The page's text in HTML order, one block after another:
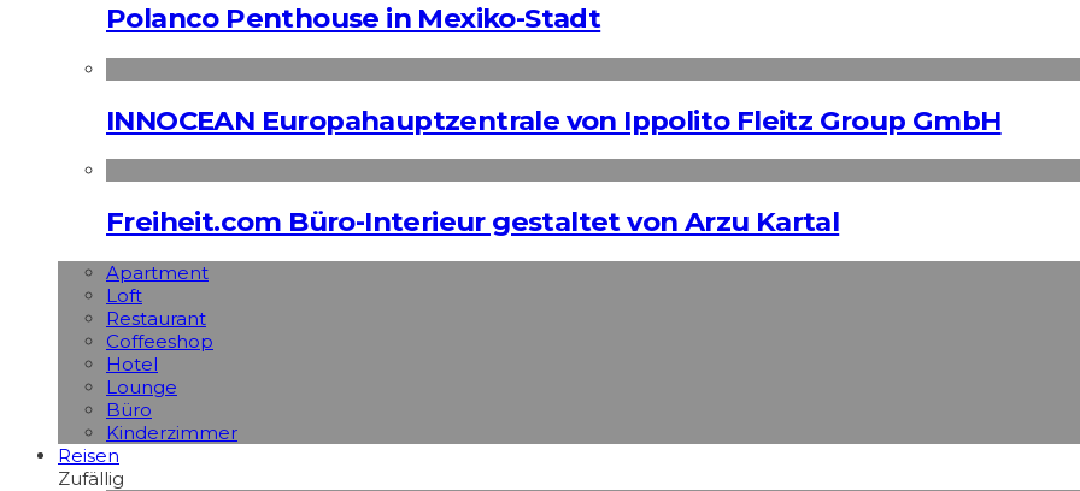
Polanco Penthouse in Mexiko-Stadt
INNOCEAN Europahauptzentrale von Ippolito Fleitz Group GmbH
Freiheit.com Büro-Interieur gestaltet von Arzu Kartal
Apart­ment
Loft
Restaurant
Coffeeshop
Hotel
Lounge
Büro
Kinderzimmer
Reisen
Zufällig